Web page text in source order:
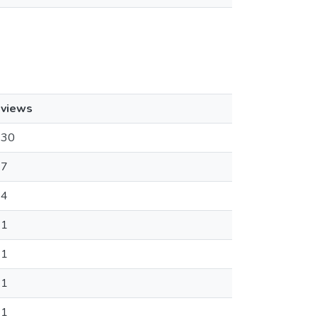
views
30
7
4
1
1
1
1